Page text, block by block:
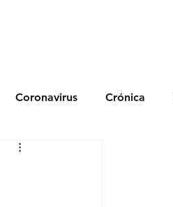
Coronavirus Crónica